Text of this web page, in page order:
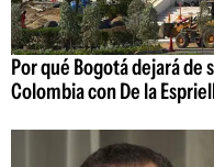
Por qué Bogotá dejará de
Colombia con De la